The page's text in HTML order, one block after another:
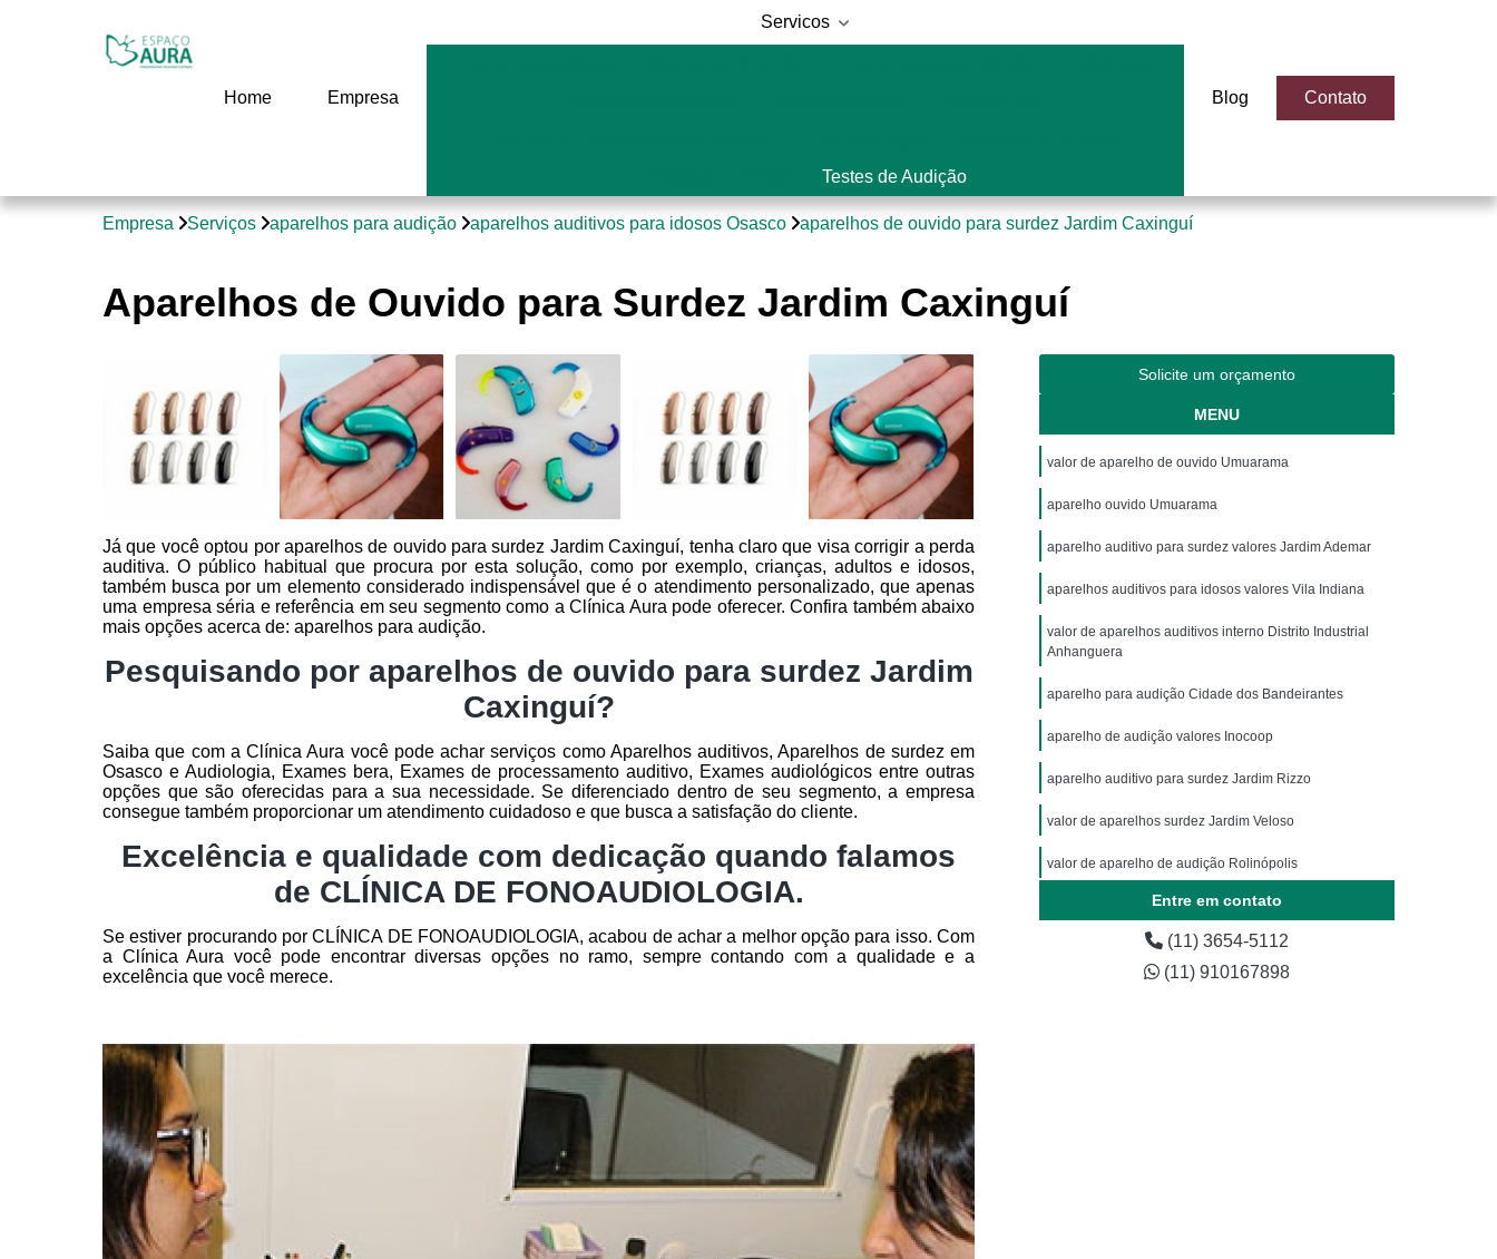
Home Empresa
Servicos
Testes de Audição
Blog Contato
Empresa Serviços aparelhos para audição aparelhos auditivos para idosos Osasco aparelhos de ouvido para surdez Jardim Caxinguí
Aparelhos de Ouvido para Surdez Jardim Caxinguí
Já que você optou por aparelhos de ouvido para surdez Jardim Caxinguí, tenha claro que visa corrigir a perda
auditiva. O público habitual que procura por esta solução, como por exemplo, crianças, adultos e idosos,
também busca por um elemento considerado indispensável que é o atendimento personalizado, que apenas
uma empresa séria e referência em seu segmento como a Clínica Aura pode oferecer. Confira também abaixo
mais opções acerca de: aparelhos para audição.
Pesquisando por aparelhos de ouvido para surdez Jardim
Caxinguí?
Saiba que com a Clínica Aura você pode achar serviços como Aparelhos auditivos, Aparelhos de surdez em
Osasco e Audiologia, Exames bera, Exames de processamento auditivo, Exames audiológicos entre outras
opções que são oferecidas para a sua necessidade. Se diferenciado dentro de seu segmento, a empresa
consegue também proporcionar um atendimento cuidadoso e que busca a satisfação do cliente.
Excelência e qualidade com dedicação quando falamos
de CLÍNICA DE FONOAUDIOLOGIA.
Se estiver procurando por CLÍNICA DE FONOAUDIOLOGIA, acabou de achar a melhor opção para isso. Com
a Clínica Aura você pode encontrar diversas opções no ramo, sempre contando com a qualidade e a
excelência que você merece.
Solicite um orçamento
MENU
valor de aparelho de ouvido Umuarama
aparelho ouvido Umuarama
aparelho auditivo para surdez valores Jardim Ademar
aparelhos auditivos para idosos valores Vila Indiana
valor de aparelhos auditivos interno Distrito Industrial
Anhanguera
aparelho para audição Cidade dos Bandeirantes
aparelho de audição valores Inocoop
aparelho auditivo para surdez Jardim Rizzo
valor de aparelhos surdez Jardim Veloso
valor de aparelho de audição Rolinópolis
Entre em contato
(11) 3654-5112
(11) 910167898